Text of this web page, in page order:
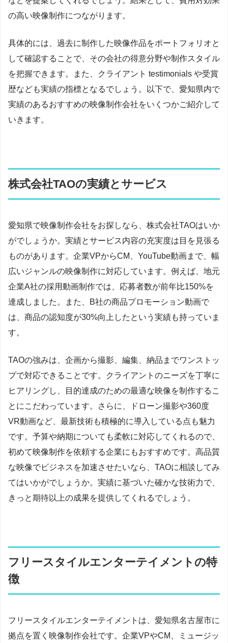
の高い映像制作につながります。
具体的には、過去に制作した映像作品をポートフォリオと
して確認することで、その会社の得意分野や制作スタイル
を把握できます。また、クライアント testimonials や受賞
歴なども実績の指標となるでしょう。以下で、愛知県内で
実績のあるおすすめの映像制作会社をいくつかご紹介して
いきます。
株式会社TAOの実績とサービス
愛知県で映像制作会社をお探しなら、株式会社TAOはいか
がでしょうか。実績とサービス内容の充実度は目を見張る
ものがあります。企業VPからCM、YouTube動画まで、幅
広いジャンルの映像制作に対応しています。例えば、地元
企業A社の採用動画制作では、応募者数が前年比150%を
達成しました。また、B社の商品プロモーション動画で
は、商品の認知度が30%向上したという実績も持っていま
す。
TAOの強みは、企画から撮影、編集、納品までワンストッ
プで対応できることです。クライアントのニーズを丁寧に
ヒアリングし、目的達成のための最適な映像を制作するこ
とにこだわっています。さらに、ドローン撮影や360度
VR動画など、最新技術も積極的に導入している点も魅力
です。予算や納期についても柔軟に対応してくれるので、
初めて映像制作を依頼する企業にもおすすめです。高品質
な映像でビジネスを加速させたいなら、TAOに相談してみ
てはいかがでしょうか。実績に基づいた確かな技術力で、
きっと期待以上の成果を提供してくれるでしょう。
フリースタイルエンターテイメントの特
徴
フリースタイルエンターテイメントは、愛知県名古屋市に
拠点を置く映像制作会社です。企業VPやCM、ミュージッ